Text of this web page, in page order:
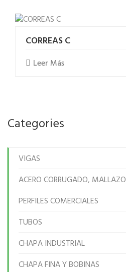
CORREAS C
Leer Más
Categories
VIGAS
ACERO CORRUGADO,
PERFILES COMERCIALES
TUBOS
CHAPA INDUSTRIAL
CHAPA FINA Y BOBINAS